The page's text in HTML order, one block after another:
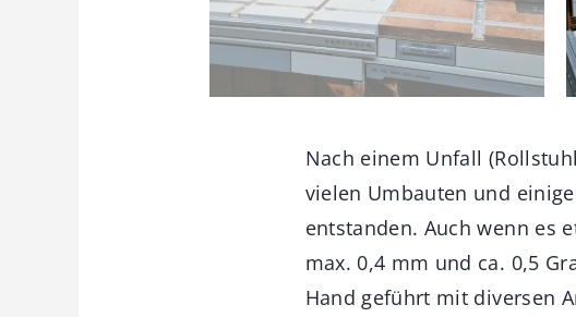
Nach einem Unfall
vielen Umbauten und
entstanden. Auch wenn es
max. 0,4 mm und ca. 0,5
Hand geführt mit diversen